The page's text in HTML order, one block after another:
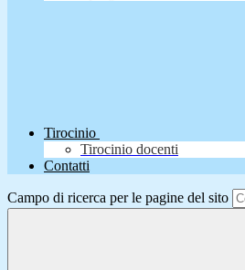
Tirocinio
Tirocinio docenti
Contatti
Campo di ricerca per le pagine del sito